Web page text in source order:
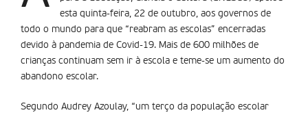
esta quinta-feira, 22 de outubro, aos governos de
todo o mundo para que “reabram as escolas” encerradas
devido à pandemia de Covid-19. Mais de 600 milhões de
crianças continuam sem ir à escola e teme-se um aumento do
abandono escolar.
Segundo Audrey Azoulay, “um terço da população escolar